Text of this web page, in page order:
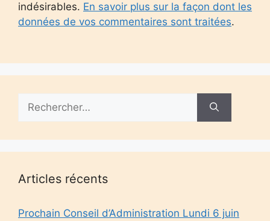
indésirables. En savoir plus sur la façon dont les
données de vos commentaires sont traitées.
Articles récents
Prochain Conseil d’Administration Lundi 6 juin